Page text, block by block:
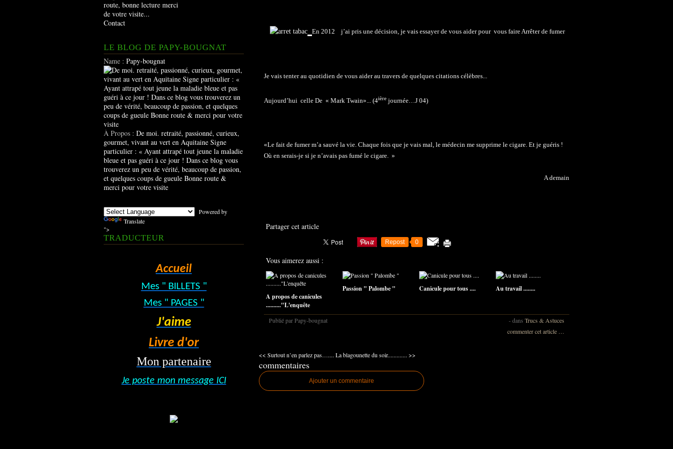
route, bonne lecture merci
de votre visite...
Contact
LE BLOG DE PAPY-BOUGNAT
Name : Papy-bougnat
À Propos : De moi. retraité, passionné, curieux,
gourmet, vivant au vert en Aquitaine Signe
particulier : « Ayant attrapé tout jeune la maladie
bleue et pas guéri à ce jour ! Dans ce blog vous
trouverez un peu de vérité, beaucoup de passion,
et quelques coups de gueule Bonne route &
merci pour votre visite
Powered by
Translate
">
TRADUCTEUR
Accueil
Mes " BILLETS "
Mes " PAGES "
J'aime
Livre d'or
Mon partenaire
Je poste mon message ICI
En 2012 j’ai pris une décision, je vais essayer de vous aider pour vous faire Arrêter de fumer
Je vais tenter au quotidien de vous aider au travers de quelques citations célèbres...
Aujourd’hui celle De « Mark Twain»... (4ière journée…J 04)
«Le fait de fumer m’a sauvé la vie. Chaque fois que je vais mal, le médecin me supprime le cigare. Et je guéris !
Où en serais-je si je n’avais pas fumé le cigare. »
A demain
Partager cet article
Repost 0
Vous aimerez aussi :
A propos de canicules
.........."L'enquête
Passion " Palombe " Canicule pour tous .... Au travail ........
Publié par Papy-bougnat -dans Trucs & Astuces
commenter cet article …
<< Surtout n’en parlez pas….... La blagounette du soir............. >>
commentaires
Ajouter un commentaire